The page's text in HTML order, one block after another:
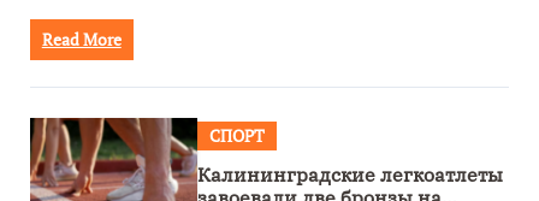
Read More
СПОРТ
Калининградские легкоатлеты